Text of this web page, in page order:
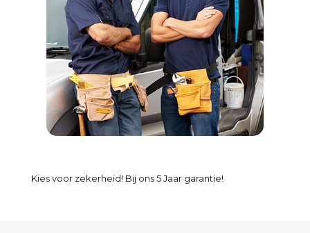
Kies voor zekerheid! Bij ons 5 Jaar garantie!